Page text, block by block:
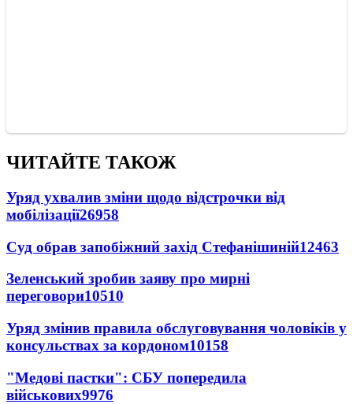
ЧИТАЙТЕ ТАКОЖ
Уряд ухвалив зміни щодо відстрочки від
мобілізації26958
Суд обрав запобіжний захід Стефанішиній12463
Зеленський зробив заяву про мирні
переговори10510
Уряд змінив правила обслуговування чоловіків у
консульствах за кордоном10158
"Медові пастки": СБУ попередила
військових9976